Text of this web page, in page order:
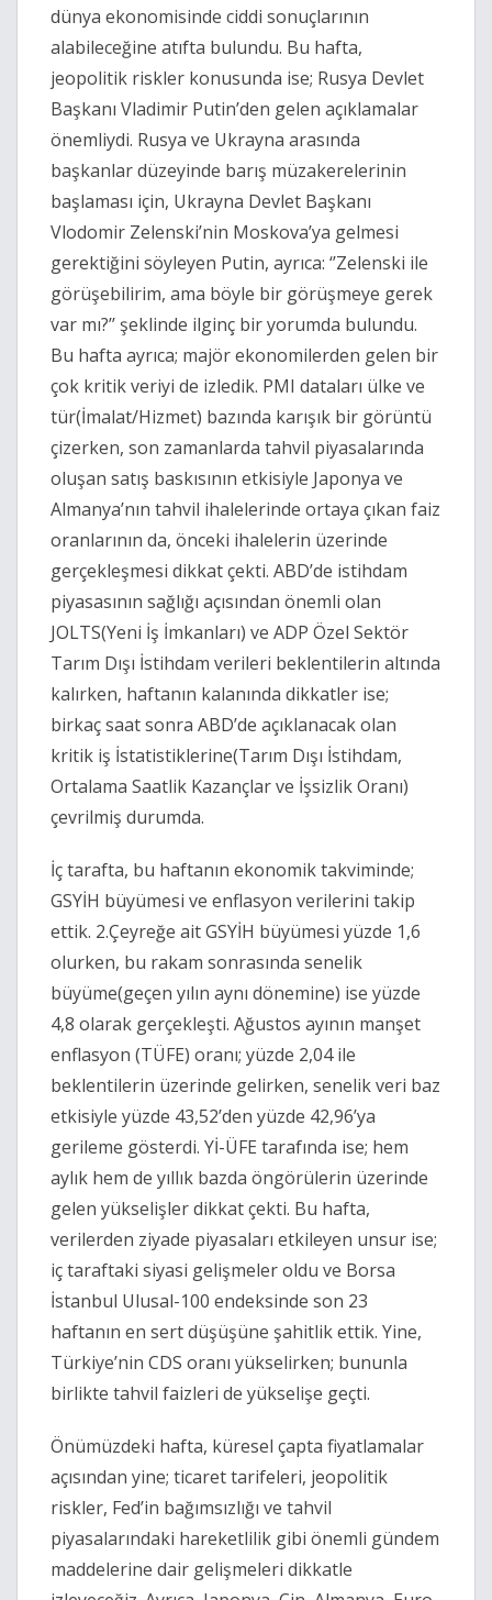
dünya ekonomisinde ciddi sonuçlarının
alabileceğine atıfta bulundu. Bu hafta,
jeopolitik riskler konusunda ise; Rusya Devlet
Başkanı Vladimir Putin’den gelen açıklamalar
önemliydi. Rusya ve Ukrayna arasında
başkanlar düzeyinde barış müzakerelerinin
başlaması için, Ukrayna Devlet Başkanı
Vlodomir Zelenski’nin Moskova’ya gelmesi
gerektiğini söyleyen Putin, ayrıca: ‘’Zelenski ile
görüşebilirim, ama böyle bir görüşmeye gerek
var mı?’’ şeklinde ilginç bir yorumda bulundu.
Bu hafta ayrıca; majör ekonomilerden gelen bir
çok kritik veriyi de izledik. PMI dataları ülke ve
tür(İmalat/Hizmet) bazında karışık bir görüntü
çizerken, son zamanlarda tahvil piyasalarında
oluşan satış baskısının etkisiyle Japonya ve
Almanya’nın tahvil ihalelerinde ortaya çıkan faiz
oranlarının da, önceki ihalelerin üzerinde
gerçekleşmesi dikkat çekti. ABD’de istihdam
piyasasının sağlığı açısından önemli olan
JOLTS(Yeni İş İmkanları) ve ADP Özel Sektör
Tarım Dışı İstihdam verileri beklentilerin altında
kalırken, haftanın kalanında dikkatler ise;
birkaç saat sonra ABD’de açıklanacak olan
kritik iş İstatistiklerine(Tarım Dışı İstihdam,
Ortalama Saatlik Kazançlar ve İşsizlik Oranı)
çevrilmiş durumda.
İç tarafta, bu haftanın ekonomik takviminde;
GSYİH büyümesi ve enflasyon verilerini takip
ettik. 2.Çeyreğe ait GSYİH büyümesi yüzde 1,6
olurken, bu rakam sonrasında senelik
büyüme(geçen yılın aynı dönemine) ise yüzde
4,8 olarak gerçekleşti. Ağustos ayının manşet
enflasyon (TÜFE) oranı; yüzde 2,04 ile
beklentilerin üzerinde gelirken, senelik veri baz
etkisiyle yüzde 43,52’den yüzde 42,96’ya
gerileme gösterdi. Yİ-ÜFE tarafında ise; hem
aylık hem de yıllık bazda öngörülerin üzerinde
gelen yükselişler dikkat çekti. Bu hafta,
verilerden ziyade piyasaları etkileyen unsur ise;
iç taraftaki siyasi gelişmeler oldu ve Borsa
İstanbul Ulusal-100 endeksinde son 23
haftanın en sert düşüşüne şahitlik ettik. Yine,
Türkiye’nin CDS oranı yükselirken; bununla
birlikte tahvil faizleri de yükselişe geçti.
Önümüzdeki hafta, küresel çapta fiyatlamalar
açısından yine; ticaret tarifeleri, jeopolitik
riskler, Fed’in bağımsızlığı ve tahvil
piyasalarındaki hareketlilik gibi önemli gündem
maddelerine dair gelişmeleri dikkatle